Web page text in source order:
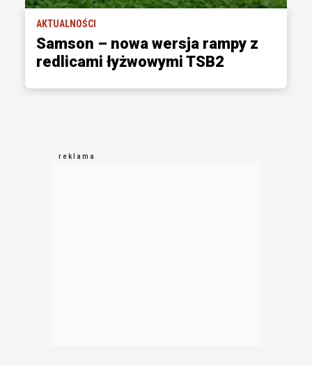
AKTUALNOŚCI
Samson – nowa wersja rampy z
redlicami łyżwowymi TSB2